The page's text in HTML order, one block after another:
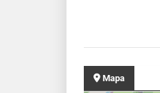
Mapa